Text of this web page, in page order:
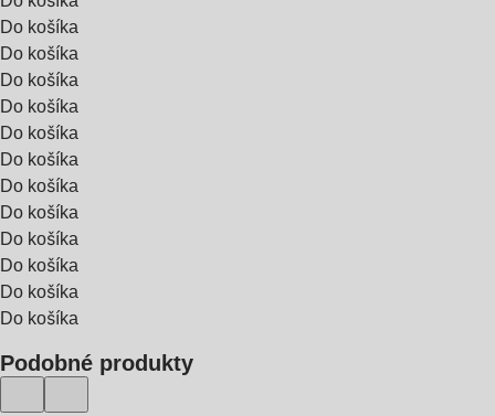
Do košíka
Do košíka
Do košíka
Do košíka
Do košíka
Do košíka
Do košíka
Do košíka
Do košíka
Do košíka
Do košíka
Do košíka
Podobné produkty